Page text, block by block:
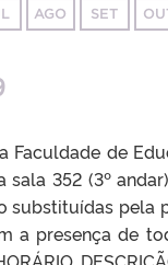
AGO SET
Faculdade de
352 (3º
substituídas pela
a presença de